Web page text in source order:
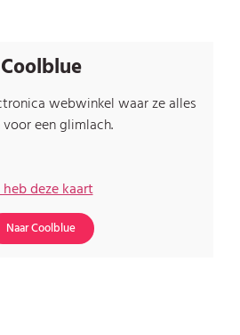
Coolblue
webwinkel waar ze alles
een glimlach.
deze kaart
Naar Coolblue